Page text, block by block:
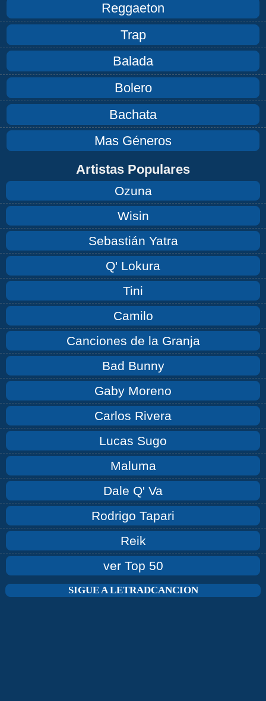
Reggaeton
Trap
Balada
Bolero
Bachata
Mas Géneros
Artistas Populares
Ozuna
Wisin
Sebastián Yatra
Q' Lokura
Tini
Camilo
Canciones de la Granja
Bad Bunny
Gaby Moreno
Carlos Rivera
Lucas Sugo
Maluma
Dale Q' Va
Rodrigo Tapari
Reik
ver Top 50
SIGUE A LETRADCANCION